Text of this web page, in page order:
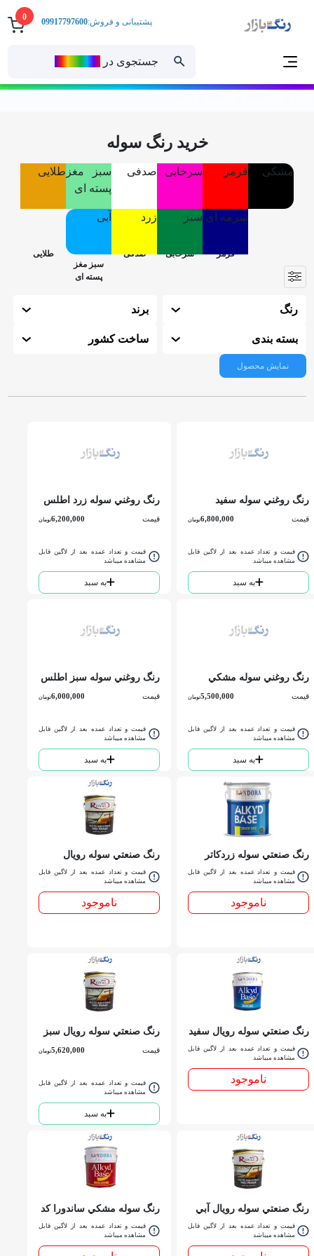
0
جستجوی در
پشتیبانی و فروش:09917797600
خرید رنگ سوله
مشکی قرمز سرخابی صدفی
سبز مغز
پسته ای
طلایی
سرمه ای سبز زرد آبی
رنگ برند
بسته بندی ساخت کشور
نمایش محصول
رنگ روغني سوله سفيد
قیمت 6,800,000تومان
قیمت و تعداد عمده بعد از لاگین قابل
مشاهده میباشد
به سبد
رنگ روغني سوله زرد اطلس
قیمت 6,200,000تومان
قیمت و تعداد عمده بعد از لاگین قابل
مشاهده میباشد
به سبد
رنگ روغني سوله مشكي
قیمت 5,500,000تومان
قیمت و تعداد عمده بعد از لاگین قابل
مشاهده میباشد
به سبد
رنگ روغني سوله سبز اطلس
قیمت 6,000,000تومان
قیمت و تعداد عمده بعد از لاگین قابل
مشاهده میباشد
به سبد
رنگ صنعتي سوله زردكاتر
پيلار ساندورا کد 775 حلب
قیمت و تعداد عمده بعد از لاگین قابل
مشاهده میباشد
ناموجود
رنگ صنعتي سوله رويال
طوسي ساندورا کد 3740
حلب
قیمت و تعداد عمده بعد از لاگین قابل
مشاهده میباشد
ناموجود
رنگ صنعتي سوله رويال سفيد
ساندورا کد 3500 حلب
قیمت و تعداد عمده بعد از لاگین قابل
مشاهده میباشد
ناموجود
رنگ صنعتي سوله رويال سبز
قیمت 5,620,000تومان
قیمت و تعداد عمده بعد از لاگین قابل
مشاهده میباشد
به سبد
رنگ صنعتي سوله رويال آبي
نيساني ساندورا کد 3765 حلب
قیمت و تعداد عمده بعد از لاگین قابل
مشاهده میباشد
رنگ سوله مشكي ساندورا کد
قیمت و تعداد عمده بعد از لاگین قابل
مشاهده میباشد